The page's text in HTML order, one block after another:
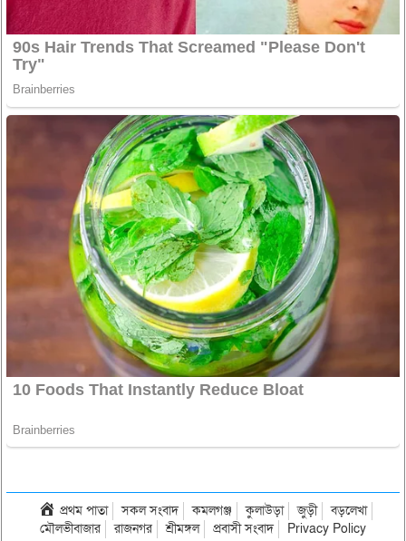
প্রথম পাতা সকল সংবাদ কমলগঞ্জ কুলাউড়া জুড়ী
বড়লেখা
মৌলভীবাজার
রাজনগর শ্রীমঙ্গল প্রবাসী সংবাদ Privacy Policy